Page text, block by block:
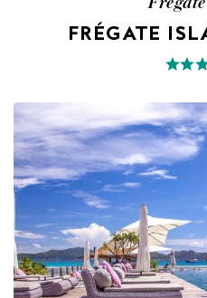
FRÉGATE